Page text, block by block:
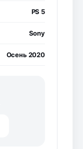
PS 5
Sony
Осень 2020